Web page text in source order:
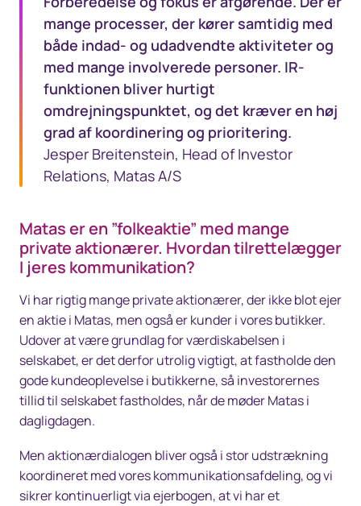
mange processer, der kører samtidig med
både indad- og udadvendte aktiviteter og
med mange involverede personer. IR-
funktionen bliver hurtigt
omdrejningspunktet, og det kræver en høj
grad af koordinering og prioritering.
Jesper Breitenstein, Head of Investor
Relations, Matas A/S
Matas er en ”folkeaktie” med mange
private aktionærer. Hvordan tilrettelægger
I jeres kommunikation?
Vi har rigtig mange private aktionærer, der ikke blot ejer
en aktie i Matas, men også er kunder i vores butikker.
Udover at være grundlag for værdiskabelsen i
selskabet, er det derfor utrolig vigtigt, at fastholde den
gode kundeoplevelse i butikkerne, så investorernes
tillid til selskabet fastholdes, når de møder Matas i
dagligdagen.
Men aktionærdialogen bliver også i stor udstrækning
koordineret med vores kommunikationsafdeling, og vi
sikrer kontinuerligt via ejerbogen, at vi har et